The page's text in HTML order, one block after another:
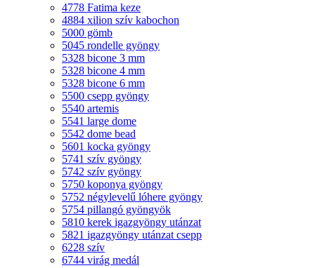
4778 Fatima keze
4884 xilion szív kabochon
5000 gömb
5045 rondelle gyöngy
5328 bicone 3 mm
5328 bicone 4 mm
5328 bicone 6 mm
5500 csepp gyöngy
5540 artemis
5541 large dome
5542 dome bead
5601 kocka gyöngy
5741 szív gyöngy
5742 szív gyöngy
5750 koponya gyöngy
5752 négylevelű lóhere gyöngy
5754 pillangó gyöngyök
5810 kerek igazgyöngy utánzat
5821 igazgyöngy utánzat csepp
6228 szív
6744 virág medál